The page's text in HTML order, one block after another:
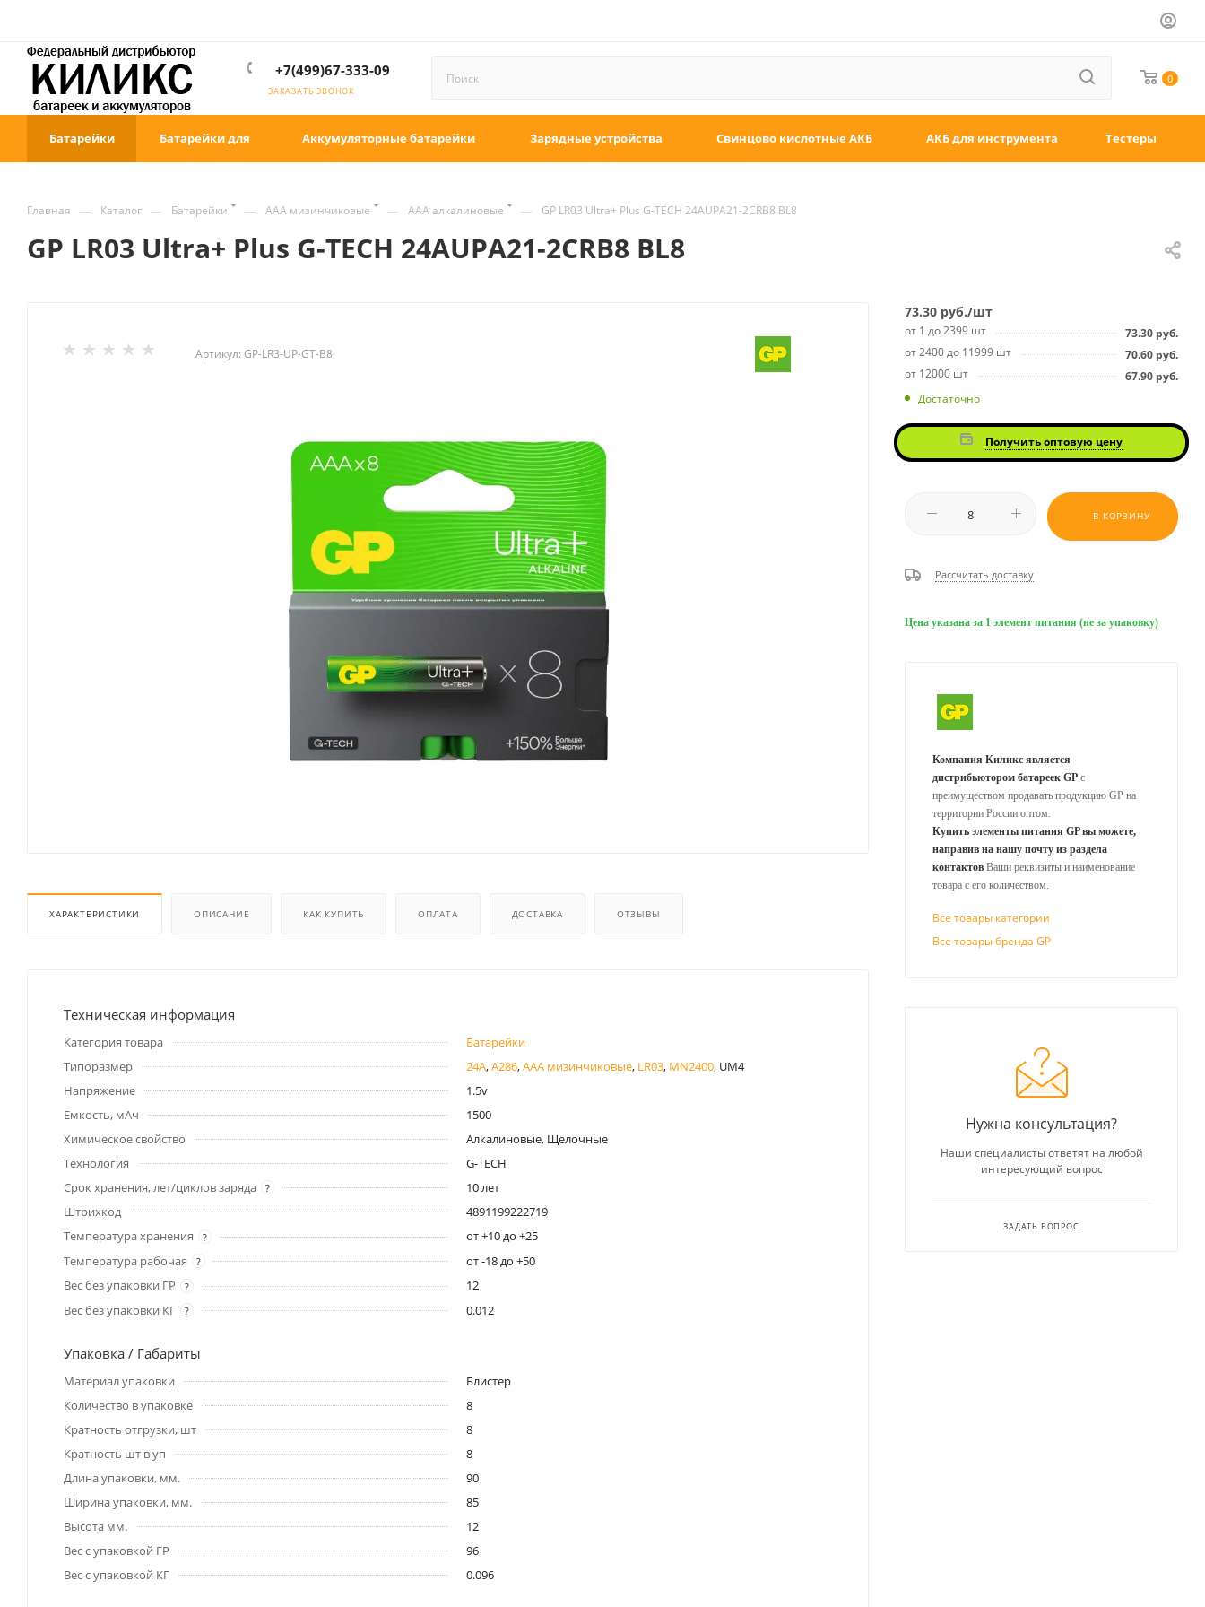
+7(499)67-333-09
ЗАКАЗАТЬ ЗВОНОК
0
Батарейки Батарейки для Аккумуляторные батарейки Зарядные устройства Свинцово кислотные АКБ АКБ для инструмента Тестеры
Главная — Каталог — Батарейки — ААА мизинчиковые — ААА алкалиновые — GP LR03 Ultra+ Plus G-TECH 24AUPA21-2CRB8 BL8
GP LR03 Ultra+ Plus G-TECH 24AUPA21-2CRB8 BL8
Артикул: GP-LR3-UP-GT-B8
ХАРАКТЕРИСТИКИ ОПИСАНИЕ КАК КУПИТЬ ОПЛАТА ДОСТАВКА ОТЗЫВЫ
Техническая информация
Категория товара
Батарейки
Типоразмер
24A,A286,AAA мизинчиковые, LR03, MN2400, UM4
Напряжение
1.5v
Емкость, мАч
1500
Химическое свойство
Алкалиновые, Щелочные
Технология
G-TECH
Срок хранения, лет/циклов заряда
?
10 лет
Штрихкод
4891199222719
Температура хранения
?
от +10 до +25
Температура рабочая
?
от -18 до +50
Вес без упаковки ГР
?
12
Вес без упаковки КГ
? 0.012
Упаковка / Габариты
Материал упаковки
Блистер
Количество в упаковке
8
Кратность отгрузки, шт
8
Кратность шт в уп
8
Длина упаковки, мм.
90
Ширина упаковки, мм.
85
Высота мм.
12
Вес с упаковкой ГР
96
Вес с упаковкой КГ
0.096
73.30 руб./шт
от 1 до 2399 шт 73.30 руб.
от 2400 до 11999 шт
70.60 руб.
от 12000 шт
67.90 руб.
Достаточно
Получить оптовую цену
В КОРЗИНУ
Рассчитать доставку
Цена указана за 1 элемент питания (не за упаковку)
Компания Киликс является
дистрибьютором батареек GP с
преимуществом продавать продукцию GP на
территории России оптом.
Купить элементы питания GP вы можете,
направив на нашу почту из раздела
контактов Ваши реквизиты и наименование
товара с его количеством.
Все товары категории
Все товары бренда GP
Нужна консультация?
Наши специалисты ответят на любой
интересующий вопрос
ЗАДАТЬ ВОПРОС